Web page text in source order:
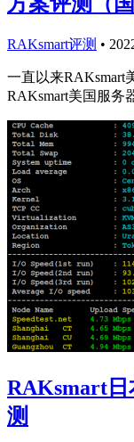
RAKsmart评测 •
一直以来RAKsmart
RAKsmart美国服
RAKsmart日
测